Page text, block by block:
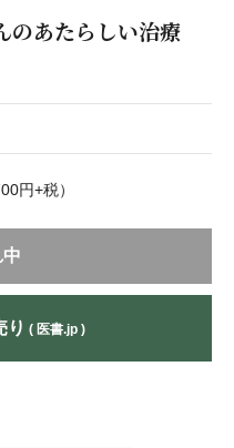
あたらしい治療
円+税）
り ( 医書.jp )